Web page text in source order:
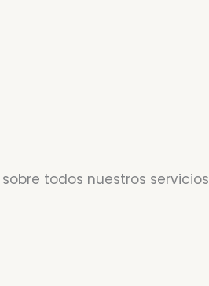
todos nuestros servicios